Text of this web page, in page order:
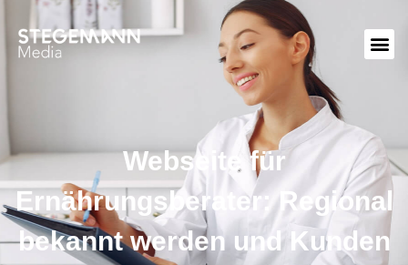
Webseite für
Ernährungsberater: Regional
bekannt werden und Kunden